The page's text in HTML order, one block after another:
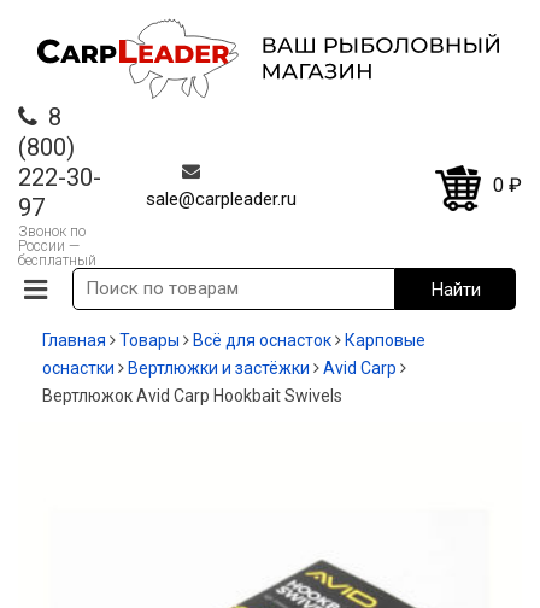
8
(800)
222-30-
97
Звонок по
России —
бесплатный
sale@carpleader.ru
0 ₽
Главная Товары Всё для оснасток
Карповые
оснастки
Вертлюжки и застёжки
Avid Carp
Вертлюжок Avid Carp Hookbait Swivels